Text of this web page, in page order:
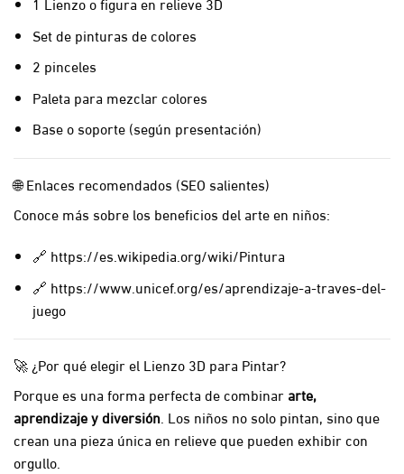
Set de pinturas de colores
2 pinceles
Paleta para mezclar colores
Base o soporte (según presentación)
🌐 Enlaces recomendados (SEO salientes)
Conoce más sobre los beneficios del arte en niños:
🔗 https://es.wikipedia.org/wiki/Pintura
🔗 https://www.unicef.org/es/aprendizaje-a-traves-del-
juego
🚀 ¿Por qué elegir el Lienzo 3D para Pintar?
Porque es una forma perfecta de combinar arte,
aprendizaje y diversión . Los niños no solo pintan, sino que
crean una pieza única en relieve que pueden exhibir con
orgullo.